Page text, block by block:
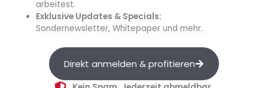
EGV|AG
59423 Unna
Tel. (02303) 942 01 0
info.unna@egv-group.de
arbeitest.
Exklusive Updates & Specials:
Sondernewsletter, Whitepaper und mehr.
Direkt anmelden & profitieren